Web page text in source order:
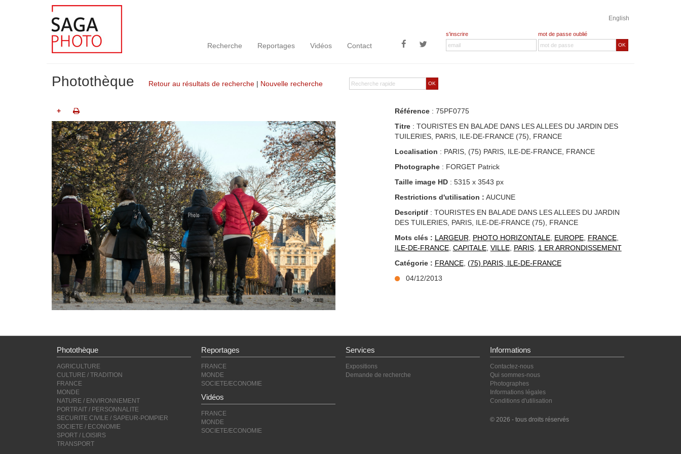
English
Recherche Reportages Vidéos Contact
s'inscrire mot de passe oublié
OK
OK
Photothèque Retour au résultats de recherche | Nouvelle recherche
+ Référence: 75PF0775
Titre: TOURISTES EN BALADE DANS LES ALLEES DU JARDIN DES
TUILERIES, PARIS, ILE-DE-FRANCE (75), FRANCE
Localisation : PARIS, (75) PARIS, ILE-DE-FRANCE, FRANCE
Photographe: FORGET Patrick
Taille image HD: 5315 x 3543 px
Restrictions d'utilisation : AUCUNE
Descriptif: TOURISTES EN BALADE DANS LES ALLEES DU JARDIN
DES TUILERIES, PARIS, ILE-DE-FRANCE (75), FRANCE
Mots clés : LARGEUR PHOTO HORIZONTALE, EUROPE, FRANCE,
ILE-DE-FRANCE, CAPITALE, VILLE, PARIS, 1 ER ARRONDISSEMENT
Catégorie : FRANCE, (75) PARIS, ILE-DE-FRANCE
04/12/2013
Photothèque
AGRICULTURE
CULTURE / TRADITION
FRANCE
MONDE
NATURE / ENVIRONNEMENT
PORTRAIT / PERSONNALITE
SECURITE CIVILE / SAPEUR-POMPIER
SOCIETE / ECONOMIE
SPORT / LOISIRS
TRANSPORT
Reportages
FRANCE
MONDE
SOCIETE/ECONOMIE
Vidéos
FRANCE
MONDE
SOCIETE/ECONOMIE
Services
Expositions
Demande de recherche
Informations
Contactez-nous
Qui sommes-nous
Photographes
Informations légales
Conditions d'utilisation
© 2026 - tous droits réservés